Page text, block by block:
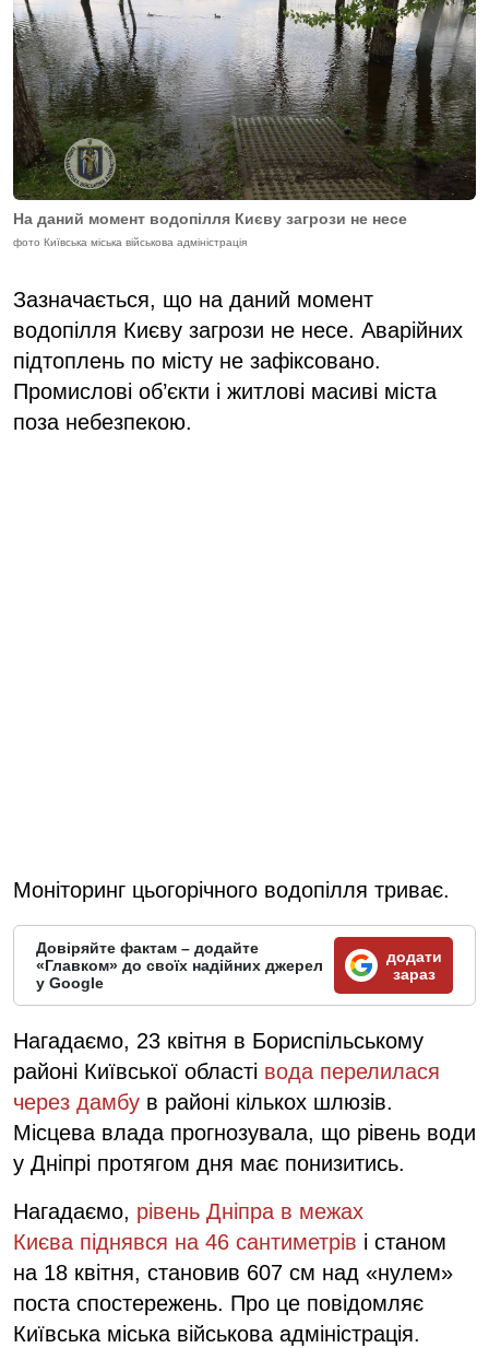
На даний момент водопілля Києву загрози не несе
фото Київська міська військова адміністрація
Зазначається, що на даний момент
водопілля Києву загрози не несе. Аварійних
підтоплень по місту не зафіксовано.
Промислові об’єкти і житлові масиві міста
поза небезпекою.
Моніторинг цьогорічного водопілля триває.
Довіряйте фактам – додайте
«Главком» до своїх надійних джерел
у Google
додати
зараз
Нагадаємо, 23 квітня в Бориспільському
районі Київської області вода перелилася
через дамбу в районі кількох шлюзів.
Місцева влада прогнозувала, що рівень води
у Дніпрі протягом дня має понизитись.
Нагадаємо, рівень Дніпра в межах
Києва піднявся на 46 сантиметрів і станом
на 18 квітня, становив 607 см над «нулем»
поста спостережень. Про це повідомляє
Київська міська військова адміністрація.